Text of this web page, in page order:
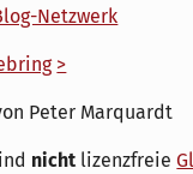
Netzwerk
>
Peter Marquardt
nicht lizenzfreie